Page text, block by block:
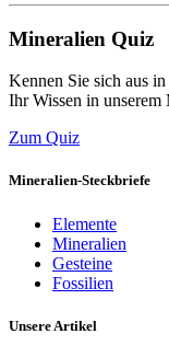
Mineralien Quiz
Kennen Sie sich aus
Ihr Wissen in
Zum Quiz
Mineralien-Steckbriefe
Elemente
Mineralien
Gesteine
Fossilien
Unsere Artikel